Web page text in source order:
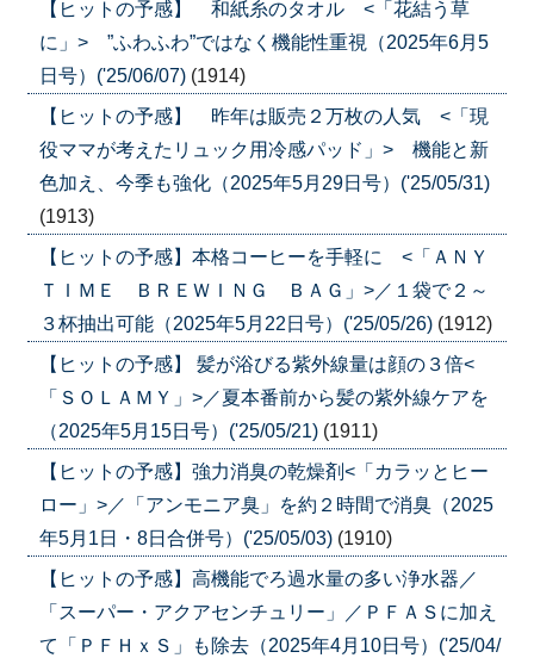
【ヒットの予感】 和紙糸のタオル <「花結う草
に」> ”ふわふわ”ではなく機能性重視（2025年6月5
日号）('25/06/07) (1914)
【ヒットの予感】 昨年は販売２万枚の人気 <「現
役ママが考えたリュック用冷感パッド」> 機能と新
色加え、今季も強化（2025年5月29日号）('25/05/31)
(1913)
【ヒットの予感】本格コーヒーを手軽に <「ＡＮＹ
ＴＩＭＥ ＢＲＥＷＩＮＧ ＢＡＧ」>／１袋で２～
３杯抽出可能（2025年5月22日号）('25/05/26) (1912)
【ヒットの予感】 髪が浴びる紫外線量は顔の３倍<
「ＳＯＬＡＭＹ」>／夏本番前から髪の紫外線ケアを
（2025年5月15日号）('25/05/21) (1911)
【ヒットの予感】強力消臭の乾燥剤<「カラッとヒー
ロー」>／「アンモニア臭」を約２時間で消臭（2025
年5月1日・8日合併号）('25/05/03) (1910)
【ヒットの予感】高機能でろ過水量の多い浄水器／
「スーパー・アクアセンチュリー」／ＰＦＡＳに加え
て「ＰＦＨｘＳ」も除去（2025年4月10日号）('25/04/